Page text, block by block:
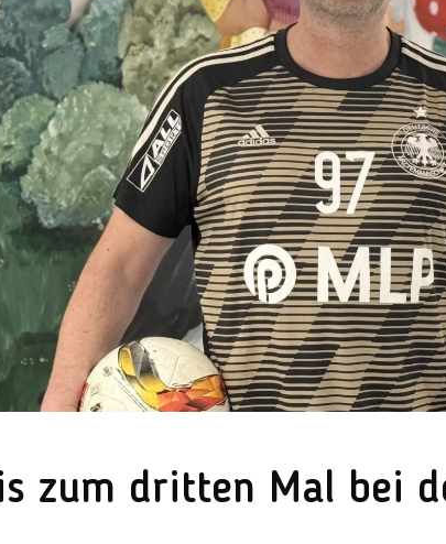
zum dritten Mal bei